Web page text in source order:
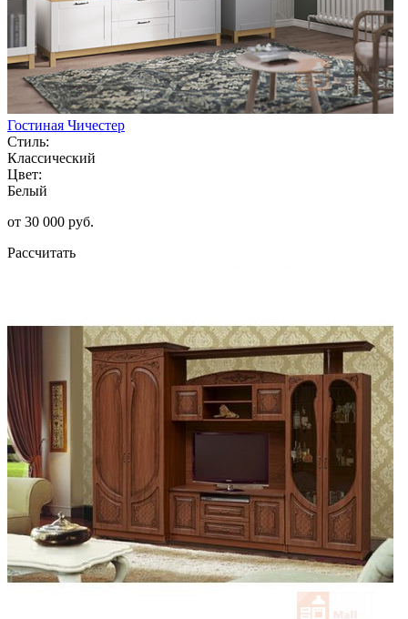
Гостиная Чичестер
Стиль:
Классический
Цвет:
Белый
от 30 000 руб.
Рассчитать